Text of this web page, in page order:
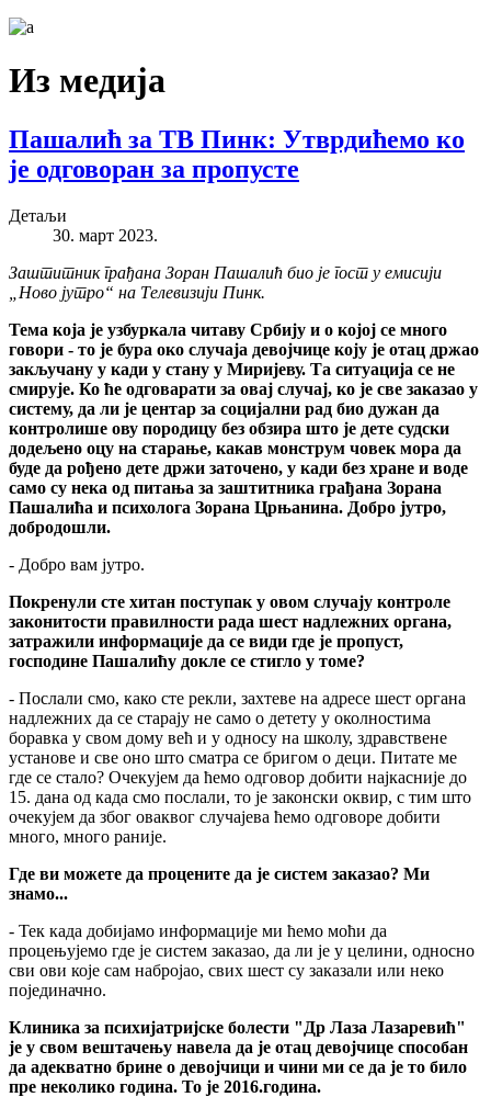
Из медија
Пашалић за ТВ Пинк: Утврдићемо ко
је одговоран за пропусте
Детаљи
30. март 2023.
Заштитник грађана Зоран Пашалић био је гост у емисији
„Ново јутро“ на Телевизији Пинк.
Тема која је узбуркала читаву Србију и о којој се много
говори - то је бура око случаја девојчице коју је отац држао
закључану у кади у стану у Миријеву. Та ситуација се не
смирује. Ко ће одговарати за овај случај, ко је све заказао у
систему, да ли је центар за социјални рад био дужан да
контролише ову породицу без обзира што је дете судски
додељено оцу на старање, какав монструм човек мора да
буде да рођено дете држи заточено, у кади без хране и воде
само су нека од питања за заштитника грађана Зорана
Пашалића и психолога Зорана Црњанина. Добро јутро,
добродошли.
- Добро вам јутро.
Покренули сте хитан поступак у овом случају контроле
законитости правилности рада шест надлежних органа,
затражили информације да се види где је пропуст,
господине Пашалићу докле се стигло у томе?
- Послали смо, како сте рекли, захтеве на адресе шест органа
надлежних да се старају не само о детету у околностима
боравка у свом дому већ и у односу на школу, здравствене
установе и све оно што сматра се бригом о деци. Питате ме
где се стало? Очекујем да ћемо одговор добити најкасније до
15. дана од када смо послали, то је законски оквир, с тим што
очекујем да због оваквог случајева ћемо одговоре добити
много, много раније.
Где ви можете да процените да је систем заказао? Ми
знамо...
- Тек када добијамо информације ми ћемо моћи да
процењујемо где је систем заказао, да ли је у целини, односно
сви ови које сам набројао, свих шест су заказали или неко
појединачно.
Клиника за психијатријске болести "Др Лаза Лазаревић"
је у свом вештачењу навела да је отац девојчице способан
да адекватно брине о девојчици и чини ми се да је то било
пре неколико година. То је 2016.година.